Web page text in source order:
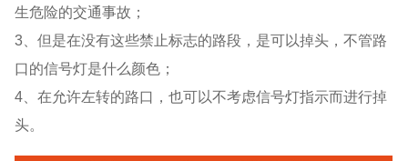
生危险的交通事故；
3、但是在没有这些禁止标志的路段，是可以掉头，不管路
口的信号灯是什么颜色；
4、在允许左转的路口，也可以不考虑信号灯指示而进行掉
头。